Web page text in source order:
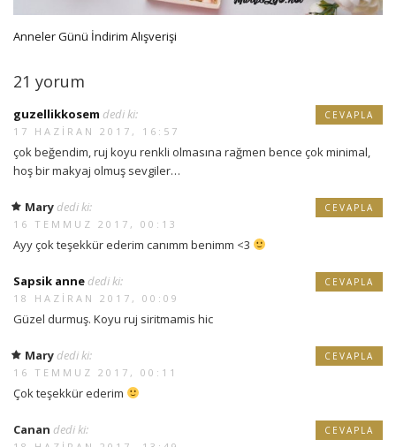
Anneler Günü İndirim Alışverişi
21 yorum
guzellikkosem dedi ki:
17 HAZIRAN 2017, 16:57
çok beğendim, ruj koyu renkli olmasına rağmen bence çok minimal,
hoş bir makyaj olmuş sevgiler…
CEVAPLA
Mary dedi ki:
16 TEMMUZ 2017, 00:13
Ayy çok teşekkür ederim canımm benimm <3
CEVAPLA
Sapsik anne dedi ki:
18 HAZIRAN 2017, 00:09
Güzel durmuş. Koyu ruj siritmamis hic
CEVAPLA
Mary dedi ki:
16 TEMMUZ 2017, 00:11
Çok teşekkür ederim
CEVAPLA
Canan dedi ki: CEVAPLA